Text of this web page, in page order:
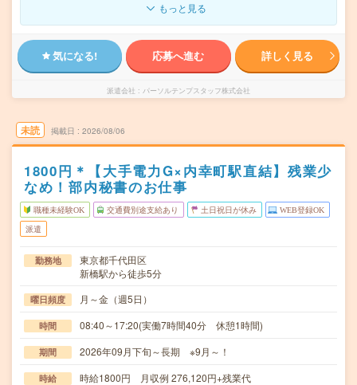
もっと見る
気になる! 応募へ進む 詳しく見る
派遣会社 パーソルテンプスタッフ株式会社
未読 掲載日 2026/08/06
1800円＊【大手電力G×内幸町駅直結】残業少
なめ！部内秘書のお仕事
職種未経験OK 交通費別途支給あり 土日祝日が休み WEB登録OK
派遣
勤務地
東京都千代田区
新橋駅から徒歩5分
曜日頻度 月～金（週5日）
時間 08:40～17:20(実働7時間40分 休憩1時間)
期間 2026年09月下旬～長期 ※9月～！
時給 時給1800円 月収例 276,120円+残業代